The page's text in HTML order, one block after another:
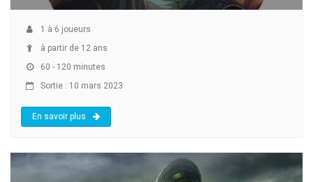
1 à 6 joueurs
à partir de 12 ans
60 - 120 minutes
Sortie : 10 mars 2023
En savoir plus